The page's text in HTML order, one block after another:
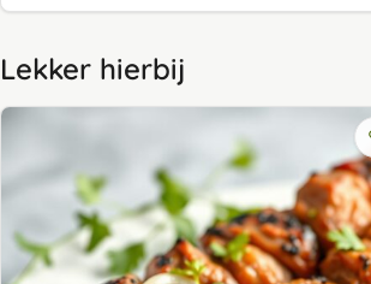
Lekker hierbij